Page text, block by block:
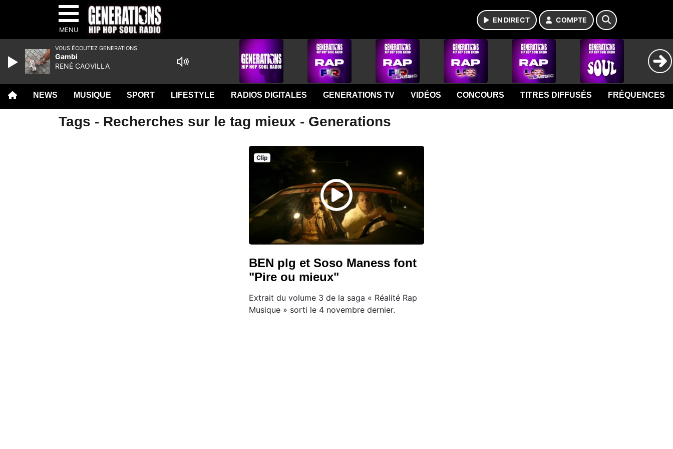
MENU
EN DIRECT COMPTE
NEWS MUSIQUE SPORT LIFESTYLE RADIOS DIGITALES GENERATIONS TV VIDÉOS CONCOURS TITRES DIFFUSÉS FRÉQUENCES
Tags - Recherches sur le tag mieux - Generations
Clip
BEN plg et Soso Maness font
"Pire ou mieux"
Extrait du volume 3 de la saga « Réalité Rap
Musique » sorti le 4 novembre dernier.
VOUS ÉCOUTEZ GENERATIONS
Gambi
RENÉ CAOVILLA